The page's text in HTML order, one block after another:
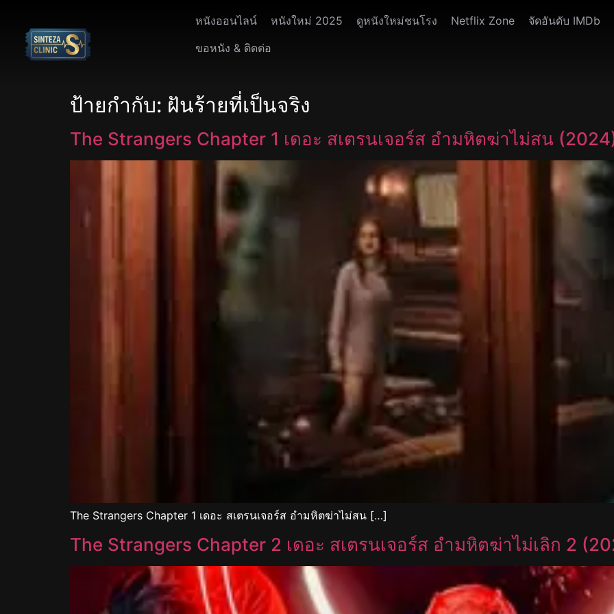
หนังออนไลน์ หนังใหม่ 2025 ดูหนังใหม่ชนโรง Netflix Zone จัดอันดับ IMDb
ขอหนัง & ติดต่อ
ป้ายกำกับ: ฝันร้ายที่เป็นจริง
The Strangers Chapter 1 เดอะ สเตรนเจอร์ส อำมหิตฆ่าไม่สน
The Strangers Chapter 1 เดอะ สเตรนเจอร์ส อำมหิตฆ่าไม่สน […]
The Strangers Chapter 2 เดอะ สเตรนเจอร์ส อำมหิตฆ่าไม่เลิก 2